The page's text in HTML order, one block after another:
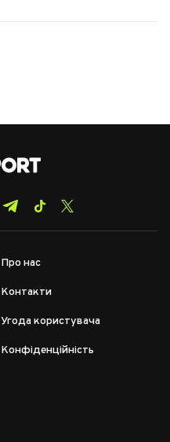
Про нас
Контакти
Угода користувача
Конфіденційність